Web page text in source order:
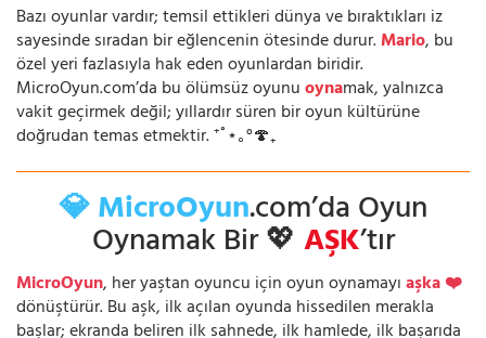
Bazı oyunlar vardır; temsil ettikleri dünya ve bıraktıkları iz
sayesinde sıradan bir eğlencenin ötesinde durur.Mario, bu
özel yeri fazlasıyla hak eden oyunlardan biridir.
MicroOyun.com’da bu ölümsüz oyunuoynamak, yalnızca
vakit geçirmek değil; yıllardır süren bir oyun kültürüne
doğrudan temas etmektir. ⁺˚⋆｡°🍄₊
💎 MicroOyun.com’da Oyun
Oynamak Bir 💖AŞK’tır
MicroOyun, her yaştan oyuncu için oyun oynamayıaşka ❤️
dönüştürür. Bu aşk, ilk açılan oyunda hissedilen merakla